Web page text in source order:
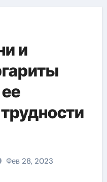
и
Фев 28, 2023